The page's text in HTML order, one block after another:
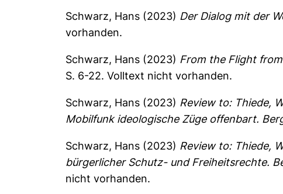
Schwarz, Hans (2023) Der Dialog mit der
vorhanden.
Schwarz, Hans (2023) From the Flight
S. 6-22.Volltext nicht vorhanden.
Schwarz, Hans (2023) Review to: Thiede,
Mobilfunk ideologische Züge offenbart.
Schwarz, Hans (2023) Review to: Thiede,
bürgerlicher Schutz- und Freiheitsrechte.
nicht vorhanden.